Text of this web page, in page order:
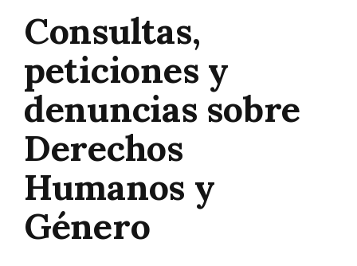
Nación
Consultas,
peticiones y
denuncias sobre
Derechos
Humanos y
Género